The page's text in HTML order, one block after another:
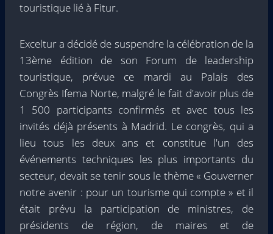
touristique lié à Fitur.
Exceltur a décidé de suspendre la célébration de la
13ème édition de son Forum de leadership
touristique, prévue ce mardi au Palais des
Congrès Ifema Norte, malgré le fait d'avoir plus de
1 500 participants confirmés et avec tous les
invités déjà présents à Madrid. Le congrès, qui a
lieu tous les deux ans et constitue l'un des
événements techniques les plus importants du
secteur, devait se tenir sous le thème « Gouverner
notre avenir : pour un tourisme qui compte » et il
était prévu la participation de ministres, de
présidents de région, de maires et de